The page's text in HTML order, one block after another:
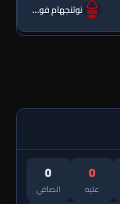
نوتنجهام فورست
0
عليه
0
الصافي